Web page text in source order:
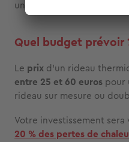
une pièce qui vous
Quel budget prévoir
Le prix d’un rideau
entre 25 et 60 euros pour
rideau sur mesure ou
Votre investissement
20 % des pertes de